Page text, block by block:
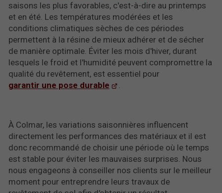
saisons les plus favorables, c'est-à-dire au printemps
et en été. Les températures modérées et les
conditions climatiques sèches de ces périodes
permettent à la résine de mieux adhérer et de sécher
de manière optimale. Éviter les mois d'hiver, durant
lesquels le froid et l'humidité peuvent compromettre la
qualité du revêtement, est essentiel pour
garantir une pose durable
.
À Colmar, les variations saisonnières influencent
directement les performances des matériaux et il est
donc recommandé de choisir une période où le temps
est stable pour éviter les mauvaises surprises. Nous
nous engageons à conseiller nos clients sur le meilleur
moment pour entreprendre leurs travaux de